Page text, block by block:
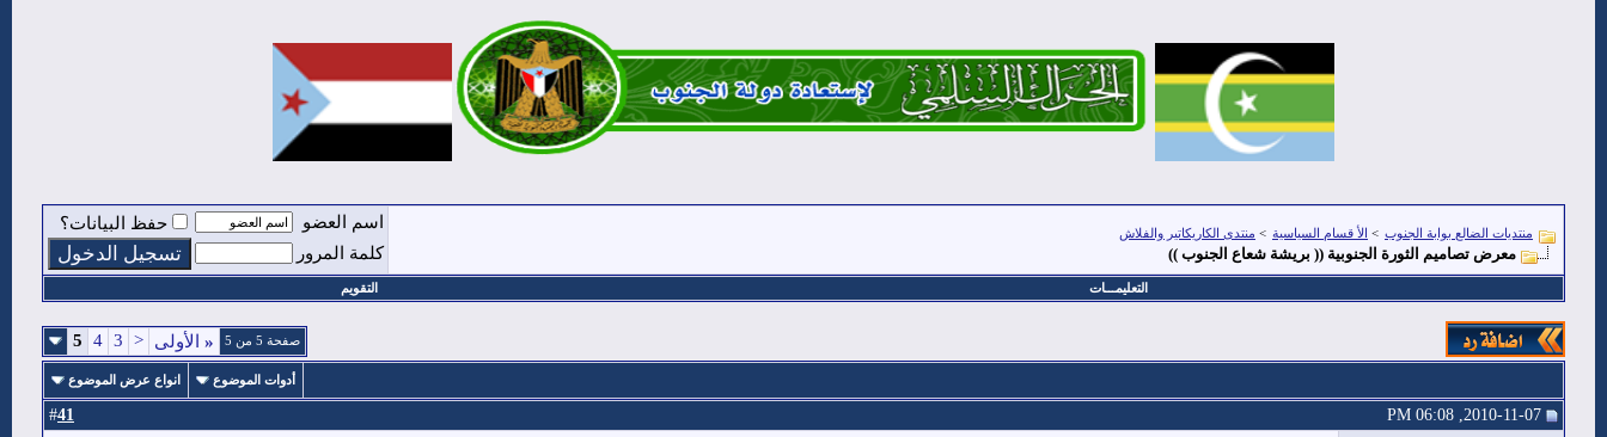
منتديات الضالع بوابة الجنوب > الأ قسام السياسية > منتدى الكاريكاتير والفلاش
معرض تصاميم الثورة الجنوبية (( بريشة شعاع الجنوب ))
اسم العضو
حفظ البيانات؟
كلمة المرور
التعليمـــات التقويم
صفحة 5 من 5 « الأولى <
3
4
5
أدوات الموضوع انواع عرض الموضوع
41